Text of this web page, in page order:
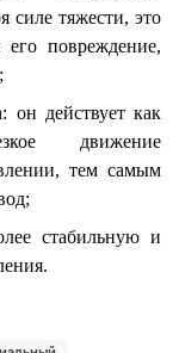
силе тяжести, это
его повреждение,
он действует как
движение
тем самым
стабильную и